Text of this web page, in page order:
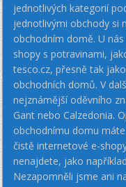
jednotlivých kategorií
jednotlivými obchody si
obchodním domě. U
shopy s potravinami,
tesco.cz, přesně tak
obchodních domů. V
nejznámější oděvního
Gant nebo Calzedonia.
obchodnímu domu
čistě internetové e-
nenajdete, jako
Nezapomněli jsme ani